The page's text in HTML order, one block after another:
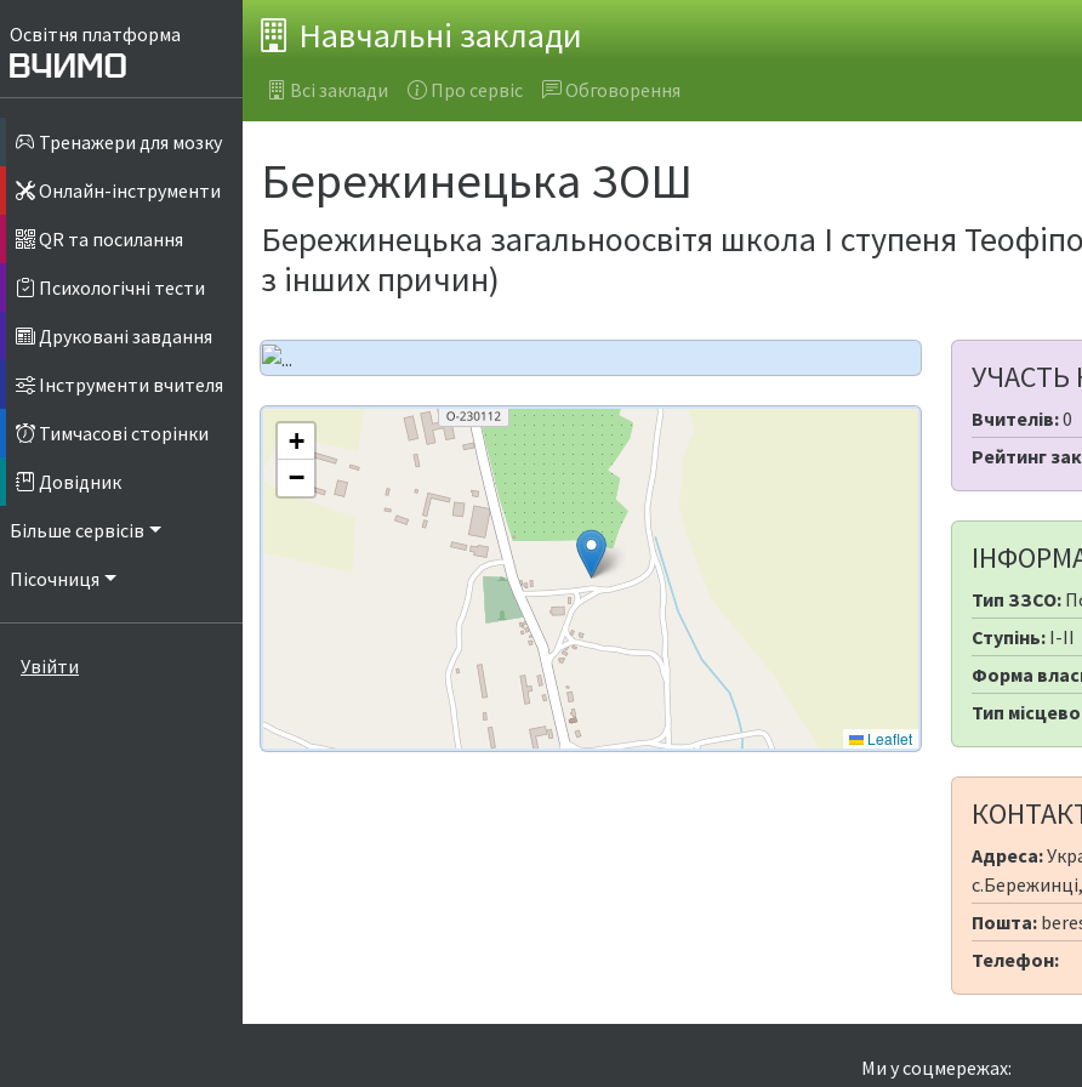
Освітня платформа
Тренажери для мозку
Онлайн-інструменти
QR та посилання
Психологічні тести
Друковані завдання
Інструменти вчителя
Тимчасові сторінки
Довідник
Більше сервісів
Пісочниця
Увійти
Навчальні заклади
Всі заклади Про сервіс Обговорення
Бережинецька ЗОШ
Бережинецька загальноосвітя школа І ступеня
з інших причин)
+
−
Leaflet
УЧАСТЬ
Вчителів:0
Рейтинг
Тип ЗЗСО:
Ступінь: I-II
Форма
Тип
Адреса:
Пошта:
Телефон:
Ми у соцмережах: